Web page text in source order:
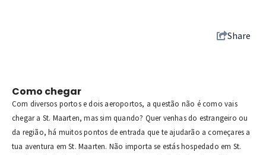
Share
Como chegar
Com diversos portos e dois aeroportos, a questão não é como vais
chegar a St. Maarten, mas sim quando? Quer venhas do estrangeiro ou
da região, há muitos pontos de entrada que te ajudarão a começares a
tua aventura em St. Maarten. Não importa se estás hospedado em St.